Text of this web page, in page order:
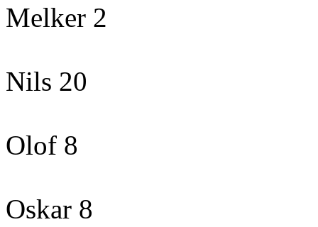
Melker 2
Nils 20
Olof 8
Oskar 8